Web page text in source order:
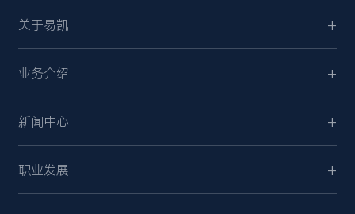
关于易凯
业务介绍
新闻中心
职业发展